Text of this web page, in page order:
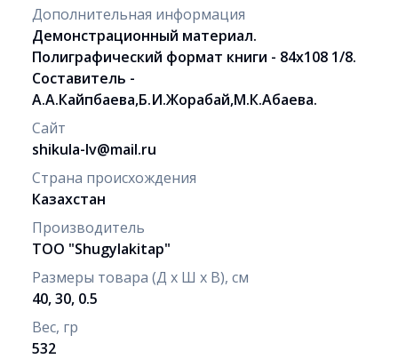
Дополнительная информация
Демонстрационный материал.
Полиграфический формат книги - 84х108 1/8.
Составитель -
А.А.Кайпбаева,Б.И.Жорабай,М.К.Абаева.
Сайт
shikula-lv@mail.ru
Страна происхождения
Казахстан
Производитель
ТОО "Shugylakitap"
Размеры товара (Д х Ш х В), см
40, 30, 0.5
Вес, гр
532